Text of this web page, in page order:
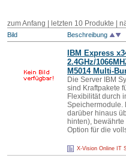
zum Anfang | letzten 10 Produkte |
Bild Beschreibung
IBM Express
2.4GHz/
M5014 Multi-
Die Server IBM
sind Kraftpakete
Flexibilität durch
Speichermodule.
darüber hinaus
hinten),
Option für die
X-Vision Online IT